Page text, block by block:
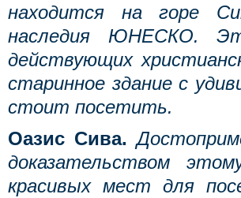
находится на горе
наследия ЮНЕСКО.
действующих
старинное здание с
стоит посетить.
Оазис Сива.
доказательством
красивых мест для